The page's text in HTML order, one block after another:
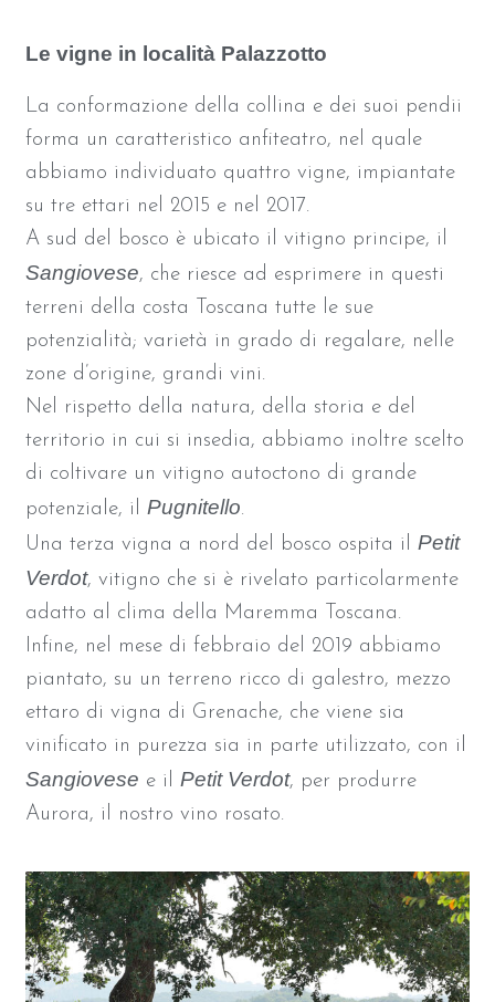
Le vigne in località Palazzotto
La conformazione della collina e dei suoi pendii
forma un caratteristico anfiteatro, nel quale
abbiamo individuato quattro vigne, impiantate
su tre ettari nel 2015 e nel 2017.
A sud del bosco è ubicato il vitigno principe, il
Sangiovese, che riesce ad esprimere in questi
terreni della costa Toscana tutte le sue
potenzialità; varietà in grado di regalare, nelle
zone d’origine, grandi vini.
Nel rispetto della natura, della storia e del
territorio in cui si insedia, abbiamo inoltre scelto
di coltivare un vitigno autoctono di grande
potenziale, ilPugnitello.
Una terza vigna a nord del bosco ospita ilPetit
Verdot, vitigno che si è rivelato particolarmente
adatto al clima della Maremma Toscana.
Infine, nel mese di febbraio del 2019 abbiamo
piantato, su un terreno ricco di galestro, mezzo
ettaro di vigna di Grenache, che viene sia
vinificato in purezza sia in parte utilizzato, con il
Sangiovese e ilPetit Verdot, per produrre
Aurora, il nostro vino rosato.